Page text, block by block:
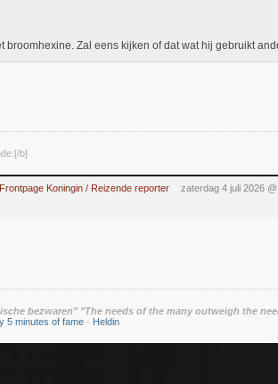
broomhexine. Zal eens kijken of dat wat hij gebruikt
b]
Frontpage Koningin / Reizende reporter zaterdag 4 juli 2026
bezwaren" "The needs of the many outweigh the
5 minutes of fame - Heldin